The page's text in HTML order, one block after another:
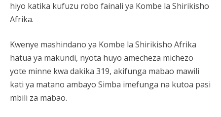
hiyo katika kufuzu robo fainali ya Kombe la Shirikisho
Afrika.
Kwenye mashindano ya Kombe la Shirikisho Afrika
hatua ya makundi, nyota huyo amecheza michezo
yote minne kwa dakika 319, akifunga mabao mawili
kati ya matano ambayo Simba imefunga na kutoa pasi
mbili za mabao.